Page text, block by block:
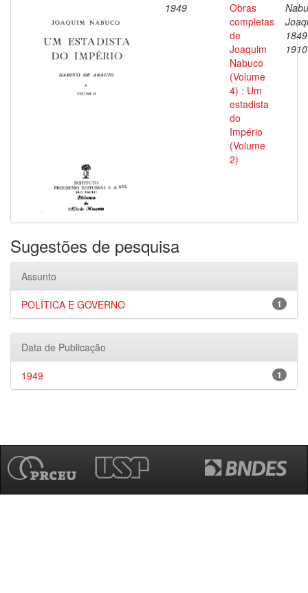
1949
Obras
completas
de
Joaquim
Nabuco
(Volume
4) : Um
estadista
do
Império
(Volume
2)
1910
Sugestões de pesquisa
Assunto
1
POLÍTICA E GOVERNO
Data de Publicação
1
1949